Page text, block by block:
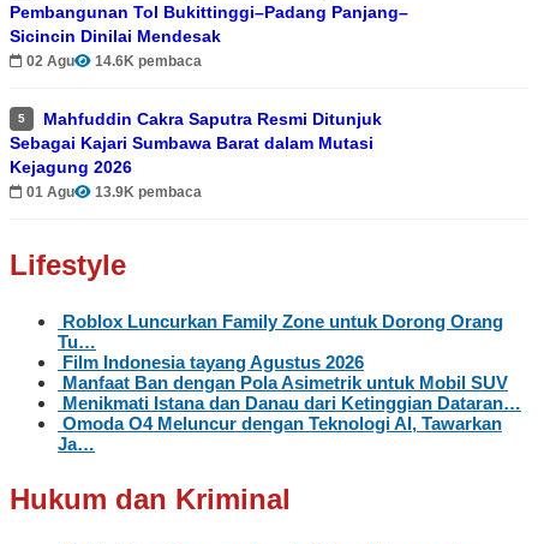
Pembangunan Tol Bukittinggi–Padang Panjang–
Sicincin Dinilai Mendesak
02 Agu 14.6K pembaca
5
Mahfuddin Cakra Saputra Resmi Ditunjuk
Sebagai Kajari Sumbawa Barat dalam Mutasi
Kejagung 2026
01 Agu 13.9K pembaca
Lifestyle
Roblox Luncurkan Family Zone untuk Dorong Orang
Tu…
Film Indonesia tayang Agustus 2026
Manfaat Ban dengan Pola Asimetrik untuk Mobil SUV
Menikmati Istana dan Danau dari Ketinggian Dataran…
Omoda O4 Meluncur dengan Teknologi AI, Tawarkan
Ja…
Hukum dan Kriminal